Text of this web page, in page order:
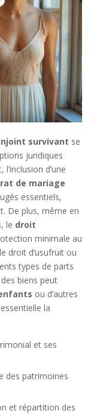
survivant se
juridiques
d’une
de mariage
essentiels,
De plus, même en
le droit
minimale au
droit d’usufruit ou
types de parts
biens peut
ou d’autres
la
et ses
des patrimoines
et répartition des